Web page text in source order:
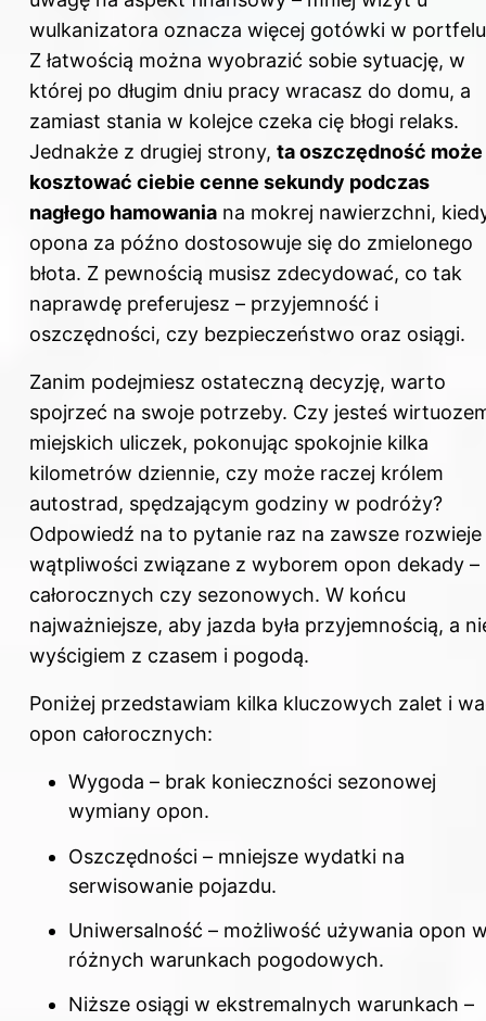
wulkanizatora oznacza więcej gotówki w
Z łatwością można wyobrazić sobie sytuację, w
której po długim dniu pracy wracasz do domu, a
zamiast stania w kolejce czeka cię błogi relaks.
Jednakże z drugiej strony, ta oszczędność może
kosztować ciebie cenne sekundy podczas
nagłego hamowania na mokrej nawierzchni,
opona za późno dostosowuje się do zmielonego
błota. Z pewnością musisz zdecydować, co tak
naprawdę preferujesz – przyjemność i
oszczędności, czy bezpieczeństwo oraz osiągi.
Zanim podejmiesz ostateczną decyzję, warto
spojrzeć na swoje potrzeby. Czy jesteś
miejskich uliczek, pokonując spokojnie kilka
kilometrów dziennie, czy może raczej królem
autostrad, spędzającym godziny w podróży?
Odpowiedź na to pytanie raz na zawsze rozwieje
wątpliwości związane z wyborem opon dekady –
całorocznych czy sezonowych. W końcu
najważniejsze, aby jazda była przyjemnością, a
wyścigiem z czasem i pogodą.
Poniżej przedstawiam kilka kluczowych zalet i
opon całorocznych:
Wygoda – brak konieczności sezonowej
wymiany opon.
Oszczędności – mniejsze wydatki na
serwisowanie pojazdu.
Uniwersalność – możliwość używania opon
różnych warunkach pogodowych.
Niższe osiągi w ekstremalnych warunkach –